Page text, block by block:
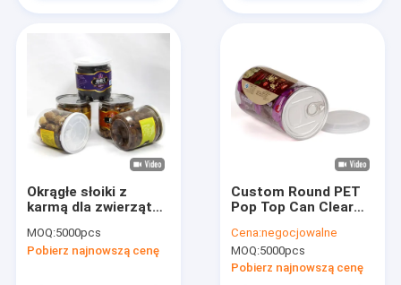
Okrągłe słoiki z
karmą dla zwierząt
otwieraną pokrywką,
plastikowymi
MOQ:5000pcs
Pobierz najnowszą cenę
Custom Round PET
Pop Top Can Clear
Packaging
Cena:negocjowalne
MOQ:5000pcs
Pobierz najnowszą cenę